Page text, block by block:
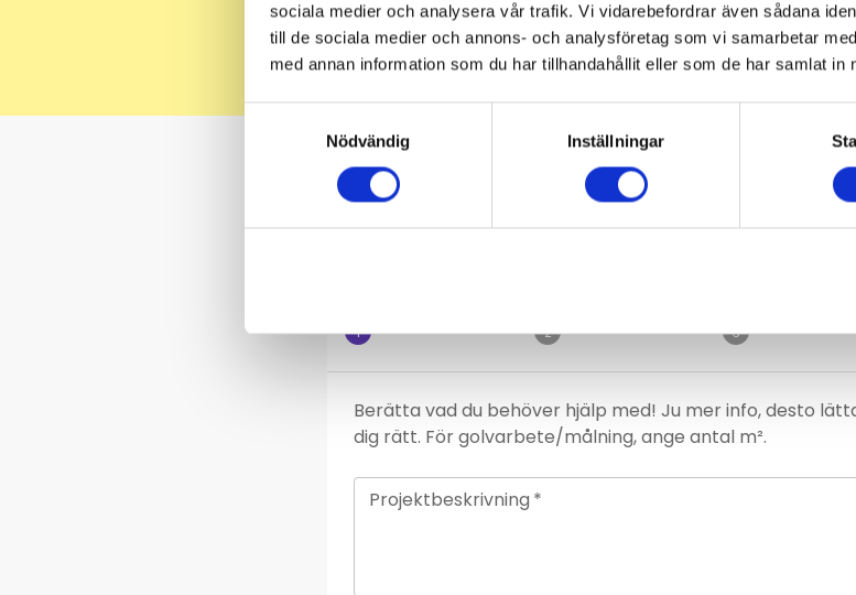
sociala medier och analysera vår trafik. Vi vidarebefordrar även sådana
till de sociala medier och annons- och analysföretag som vi samarbetar
med annan information som du har tillhandahållit eller som de har samlat in
Samtyckesval
Nödvändig
Inställningar